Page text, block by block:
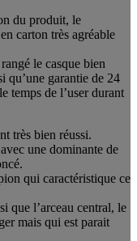
du produit, le
carton très agréable
le casque bien
qu’une garantie de 24
temps de l’user durant
très bien réussi.
une dominante de
qui caractéristique ce
que l’arceau central, le
mais qui est parait